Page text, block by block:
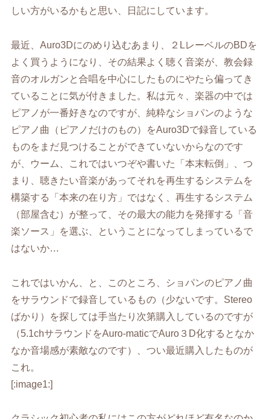
しい方がいるかもと思い、日記にしています。
最近、Auro3Dにのめり込むあまり、２LレーベルのBDを
よく買うようになり、その結果よく聴く音楽が、教会録
音のオルガンと合唱を中心にしたものにやたら偏ってき
ていることに気が付きました。私は元々、楽器の中では
ピアノが一番好きなのですが、純粋なショパンのような
ピアノ曲（ピアノだけのもの）をAuro3Dで録音している
ものをまだ見つけることができていないからなのです
が、ウーム、これではいつぞや書いた「本末転倒」、つ
まり、聴きたい音楽があってそれを再生するシステムを
構築する「本来の在り方」ではなく、再生するシステム
（部屋含む）が整って、その最大の能力を発揮する「音
楽ソース」を選ぶ、ということになってしまっているで
はないか…
これではいかん、と、このところ、ショパンのピアノ曲
をサラウンドで録音しているもの（少ないです。Stereo
ばかり）を探しては手当たり次第購入しているのですが
（5.1chサラウンドをAuro-maticでAuro３D化するとなか
なか音場感が素敵なのです）、つい最近購入したものが
これ。
[:image1:]